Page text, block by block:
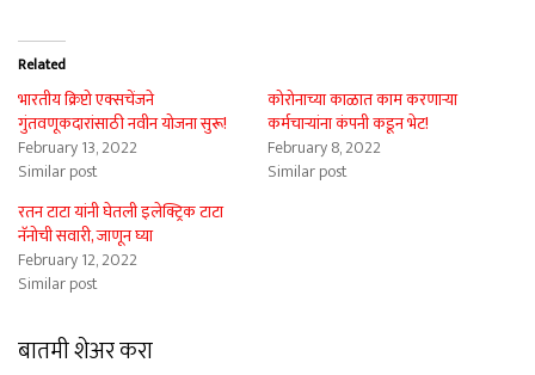
Related
भारतीय क्रिप्टो एक्सचेंजने
गुंतवणूकदारांसाठी नवीन योजना सुरू!
February 13, 2022
Similar post
कोरोनाच्या काळात काम करणाऱ्या
कर्मचाऱ्यांना कंपनी कडून भेट!
February 8, 2022
Similar post
रतन टाटा यांनी घेतली इलेक्ट्रिक टाटा
नॅनोची सवारी, जाणून घ्या
February 12, 2022
Similar post
बातमी शेअर करा